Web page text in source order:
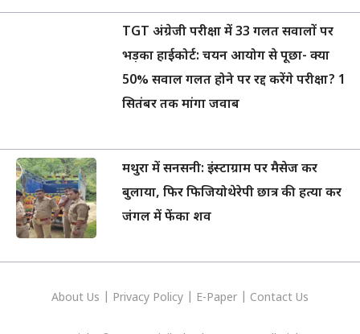
TGT अंग्रेजी परीक्षा में 33 गलत सवालों पर
भड़का हाईकोर्ट: चयन आयोग से पूछा- क्या
50% सवाल गलत होने पर रद्द करेंगे परीक्षा? 1
सितंबर तक मांगा जवाब
मथुरा में सनसनी: इंस्टाग्राम पर मैसेज कर
बुलाया, फिर फिजियोथेरेपी छात्र की हत्या कर
जंगल में फेंका शव
About Us Privacy Policy E-Paper Contact Us